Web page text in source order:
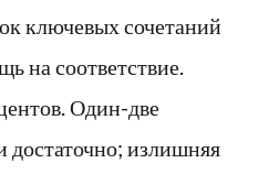
ключевых сочетаний
на соответствие.
Один-две
достаточно; излишняя